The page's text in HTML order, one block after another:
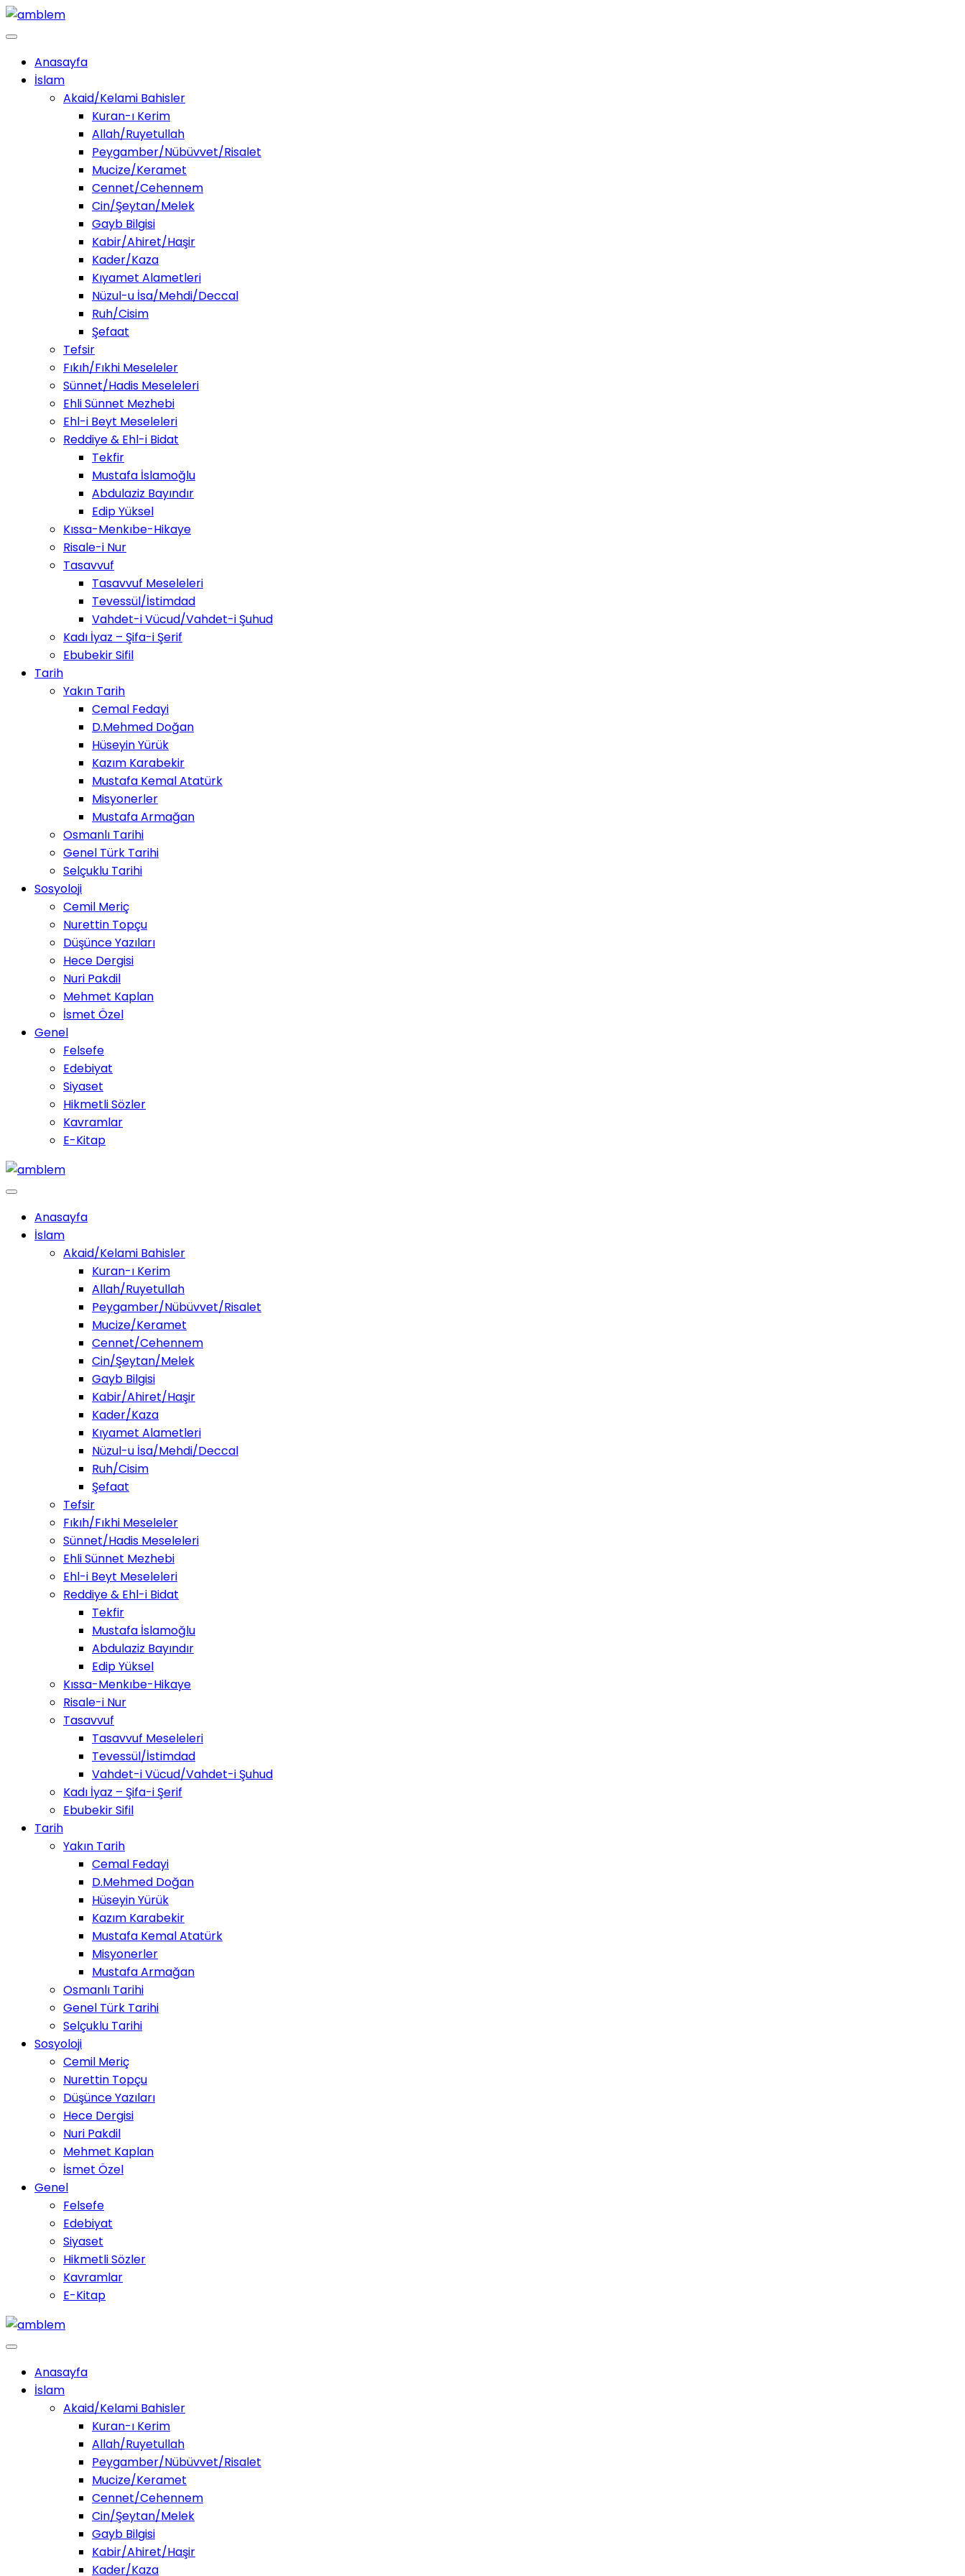
Anasayfa
İslam
Akaid/Kelami Bahisler
Kuran-ı Kerim
Allah/Ruyetullah
Peygamber/Nübüvvet/Risalet
Mucize/Keramet
Cennet/Cehennem
Cin/Şeytan/Melek
Gayb Bilgisi
Kabir/Ahiret/Haşir
Kader/Kaza
Kıyamet Alametleri
Nüzul-u İsa/Mehdi/Deccal
Ruh/Cisim
Şefaat
Tefsir
Fıkıh/Fıkhi Meseleler
Sünnet/Hadis Meseleleri
Ehli Sünnet Mezhebi
Ehl-i Beyt Meseleleri
Reddiye & Ehl-i Bidat
Tekfir
Mustafa İslamoğlu
Abdulaziz Bayındır
Edip Yüksel
Kıssa-Menkıbe-Hikaye
Risale-i Nur
Tasavvuf
Tasavvuf Meseleleri
Tevessül/İstimdad
Vahdet-i Vücud/Vahdet-i Şuhud
Kadı İyaz – Şifa-i Şerif
Ebubekir Sifil
Tarih
Yakın Tarih
Cemal Fedayi
D.Mehmed Doğan
Hüseyin Yürük
Kazım Karabekir
Mustafa Kemal Atatürk
Misyonerler
Mustafa Armağan
Osmanlı Tarihi
Genel Türk Tarihi
Selçuklu Tarihi
Sosyoloji
Cemil Meriç
Nurettin Topçu
Düşünce Yazıları
Hece Dergisi
Nuri Pakdil
Mehmet Kaplan
İsmet Özel
Genel
Felsefe
Edebiyat
Siyaset
Hikmetli Sözler
Kavramlar
E-Kitap
Anasayfa
İslam
Akaid/Kelami Bahisler
Kuran-ı Kerim
Allah/Ruyetullah
Peygamber/Nübüvvet/Risalet
Mucize/Keramet
Cennet/Cehennem
Cin/Şeytan/Melek
Gayb Bilgisi
Kabir/Ahiret/Haşir
Kader/Kaza
Kıyamet Alametleri
Nüzul-u İsa/Mehdi/Deccal
Ruh/Cisim
Şefaat
Tefsir
Fıkıh/Fıkhi Meseleler
Sünnet/Hadis Meseleleri
Ehli Sünnet Mezhebi
Ehl-i Beyt Meseleleri
Reddiye & Ehl-i Bidat
Tekfir
Mustafa İslamoğlu
Abdulaziz Bayındır
Edip Yüksel
Kıssa-Menkıbe-Hikaye
Risale-i Nur
Tasavvuf
Tasavvuf Meseleleri
Tevessül/İstimdad
Vahdet-i Vücud/Vahdet-i Şuhud
Kadı İyaz – Şifa-i Şerif
Ebubekir Sifil
Tarih
Yakın Tarih
Cemal Fedayi
D.Mehmed Doğan
Hüseyin Yürük
Kazım Karabekir
Mustafa Kemal Atatürk
Misyonerler
Mustafa Armağan
Osmanlı Tarihi
Genel Türk Tarihi
Selçuklu Tarihi
Sosyoloji
Cemil Meriç
Nurettin Topçu
Düşünce Yazıları
Hece Dergisi
Nuri Pakdil
Mehmet Kaplan
İsmet Özel
Genel
Felsefe
Edebiyat
Siyaset
Hikmetli Sözler
Kavramlar
E-Kitap
Anasayfa
İslam
Akaid/Kelami Bahisler
Kuran-ı Kerim
Allah/Ruyetullah
Peygamber/Nübüvvet/Risalet
Mucize/Keramet
Cennet/Cehennem
Cin/Şeytan/Melek
Gayb Bilgisi
Kabir/Ahiret/Haşir
Kader/Kaza